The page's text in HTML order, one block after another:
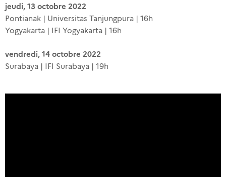
jeudi, 13 octobre 2022
Pontianak | Universitas Tanjungpura | 16h
Yogyakarta | IFI Yogyakarta | 16h
vendredi, 14 octobre 2022
Surabaya | IFI Surabaya | 19h